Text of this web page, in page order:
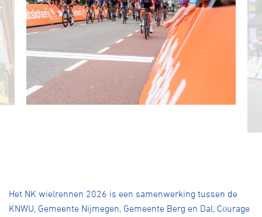
Het NK wielrennen 2026 is een samenwerking tussen de
KNWU, Gemeente Nijmegen, Gemeente Berg en Dal, Courage